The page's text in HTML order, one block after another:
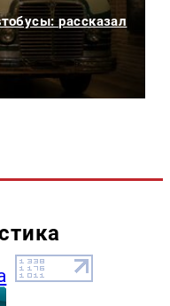
рассказал